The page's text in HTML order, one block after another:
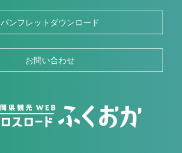
パンフレットダウンロード
お問い合わせ